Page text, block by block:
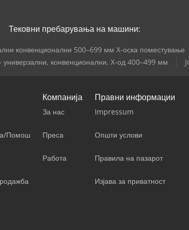
Тековни пребарувања на машини:
конвенционални 500–699 мм X-оска поместување
конвенционални, X-од 400–499 мм
Помош
Компанија
За нас
Преса
Работа
Правни информации
Impressum
Општи услови
Правила на пазарот
Изјава за приватност